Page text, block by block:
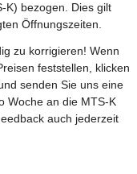
K) bezogen. Dies gilt
Öffnungszeiten.
zu korrigieren! Wenn
feststellen, klicken
senden Sie uns eine
Woche an die MTS-K
auch jederzeit